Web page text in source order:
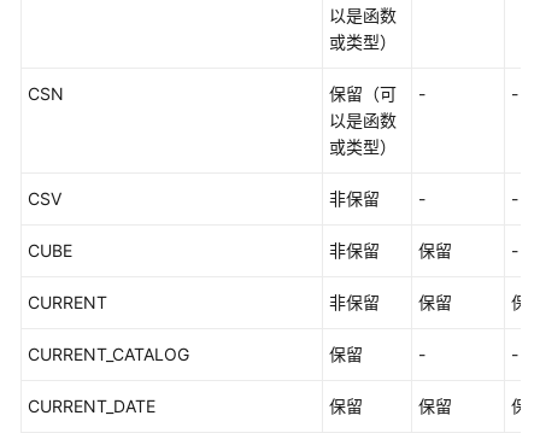
以是函数
或类型）
CSN
保留（可
以是函数
或类型）
- -
CSV 非保留 - -
CUBE 非保留 保留 -
CURRENT 非保留 保留 保
CURRENT_CATALOG 保留 - -
CURRENT_DATE 保留 保留 保